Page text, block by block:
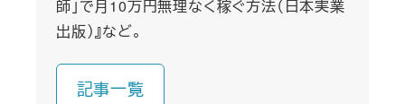
師」で月10万円無理なく稼ぐ方法（日本実業
出版）』など。
記事一覧